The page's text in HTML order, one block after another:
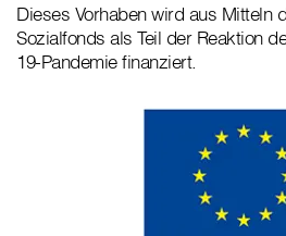
Dieses Vorhaben wird aus Mitteln
Sozialfonds als Teil der Reaktion
19-Pandemie finanziert.